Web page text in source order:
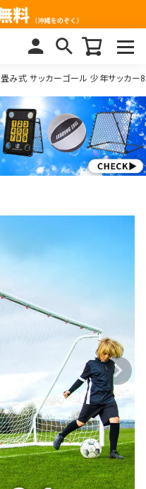
み式 サッカーゴール 少年サッカ